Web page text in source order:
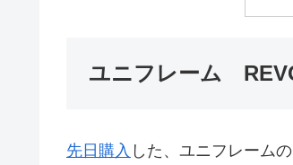
ユニフレーム
先日購入 した、ユニフレーム